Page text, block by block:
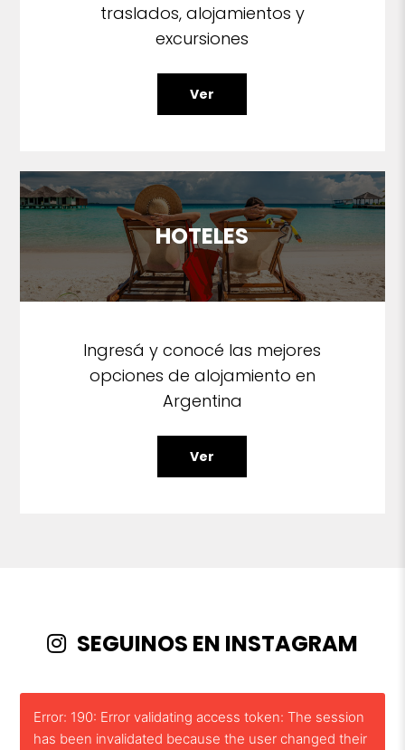
traslados, alojamientos y
excursiones
Ver
HOTELES
Ingresá y conocé las mejores
opciones de alojamiento en
Argentina
Ver
SEGUINOS EN INSTAGRAM
Error: 190: Error validating access token: The session
has been invalidated because the user changed their